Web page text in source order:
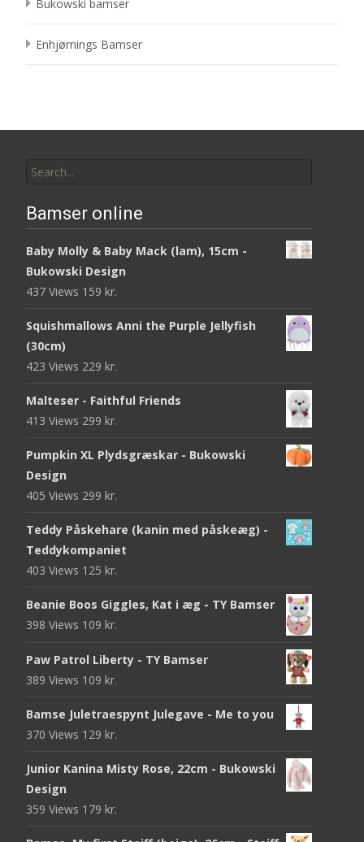
Bukowski bamser
Enhjørnings Bamser
for:
Bamser online
Baby Molly & Baby Mack (lam), 15cm -
Bukowski Design
437 Views 159 kr.
Squishmallows Anni the Purple Jellyfish
(30cm)
423 Views 229 kr.
Malteser - Faithful Friends
413 Views 299 kr.
Pumpkin XL Plydsgræskar - Bukowski
Design
405 Views 299 kr.
Teddy Påskehare (kanin med påskeæg) -
Teddykompaniet
403 Views 125 kr.
Beanie Boos Giggles, Kat i æg - TY Bamser
398 Views 109 kr.
Paw Patrol Liberty - TY Bamser
389 Views 109 kr.
Bamse Juletraespynt Julegave - Me to you
370 Views 129 kr.
Junior Kanina Misty Rose, 22cm - Bukowski
Design
359 Views 179 kr.